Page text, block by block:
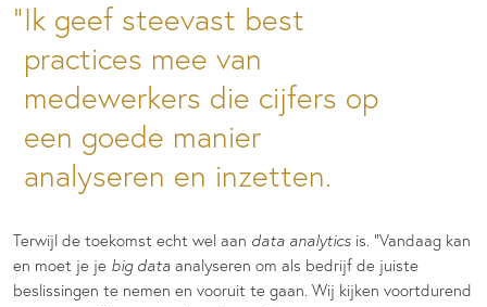
Ik geef steevast best
practices mee van
medewerkers die cijfers op
een goede manier
analyseren en inzetten.
Terwijl de toekomst echt wel aan data analytics is. “Vandaag kan
en moet je je big data analyseren om als bedrijf de juiste
beslissingen te nemen en vooruit te gaan. Wij kijken voortdurend